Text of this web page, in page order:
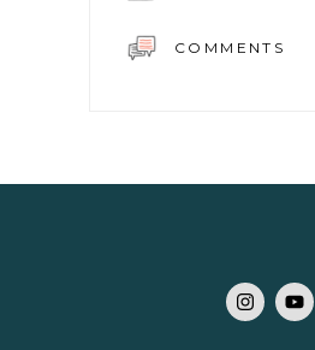
COMMENTS